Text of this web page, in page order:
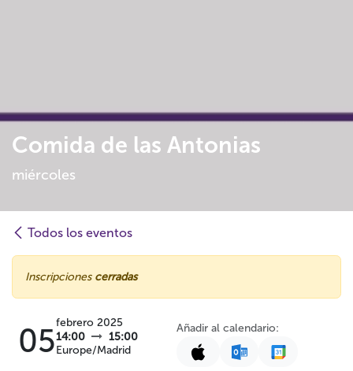
Comida de las Antonias
miércoles
Todos los eventos
Inscripciones cerradas
05febrero 2025
14:00
15:00
Europe/Madrid
Añadir al calendario: